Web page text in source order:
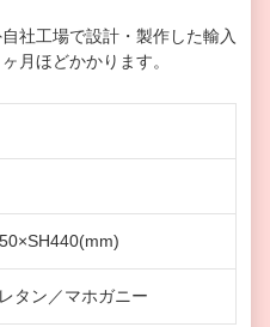
社工場で設計・製作した輸入
月ほどかかります。
タン／マホガニー